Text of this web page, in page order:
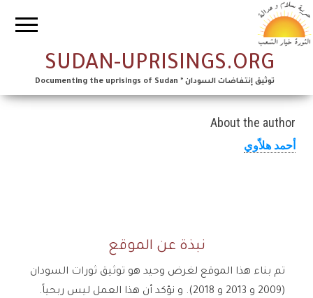
SUDAN-UPRISINGS.ORG
توثيق إنتفاضات السودان * Documenting the uprisings of Sudan
About the author
أحمد هلاّوي
نبذة عن الموقع
تم بناء هذا الموقع لغرض وحيد هو توثيق ثورات السودان
(2009 و 2013 و 2018). و نؤكد أن هذا العمل ليس ربحياً.